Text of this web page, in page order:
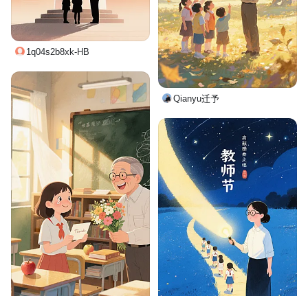
1q04s2b8xk-HB
Qianyu迁予